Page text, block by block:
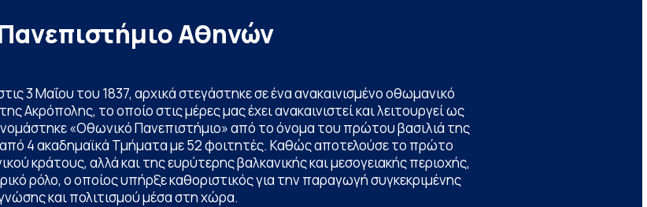
Αθηνών
3 Μαΐου του 1837, αρχικά στεγάστηκε σε ένα ανακαινισμένο οθωμανικό
Ακρόπολης, το οποίο στις μέρες μας έχει ανακαινιστεί και λειτουργεί ως
«Οθωνικό Πανεπιστήμιο» από το όνομα του πρώτου βασιλιά της
4 ακαδημαϊκά Τμήματα με 52 φοιτητές. Καθώς αποτελούσε το πρώτο
κράτους, αλλά και της ευρύτερης βαλκανικής και μεσογειακής περιοχής,
ρόλο, ο οποίος υπήρξε καθοριστικός για την παραγωγή συγκεκριμένης
και πολιτισμού μέσα στη χώρα.